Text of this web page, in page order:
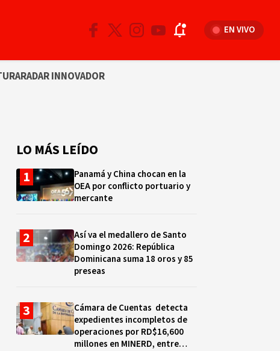
EN VIVO
RADAR INNOVADOR
LO MÁS LEÍDO
Panamá y China chocan en la
OEA por conflicto portuario y
mercante
Así va el medallero de Santo
Domingo 2026: República
Dominicana suma 18 oros y 85
preseas
Cámara de Cuentas detecta
expedientes incompletos de
operaciones por RD$16,600
millones en MINERD, entre